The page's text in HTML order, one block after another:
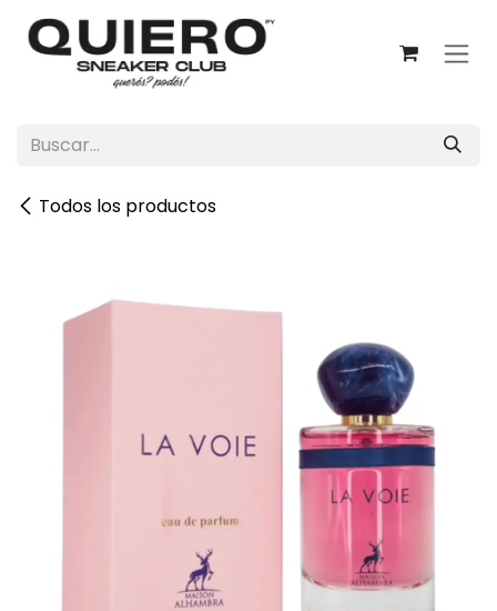
Ir al contenido
Todos los productos